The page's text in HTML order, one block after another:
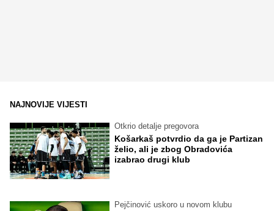
NAJNOVIJE VIJESTI
Otkrio detalje pregovora
Košarkaš potvrdio da ga je Partizan
želio, ali je zbog Obradovića
izabrao drugi klub
Pejčinović uskoro u novom klubu